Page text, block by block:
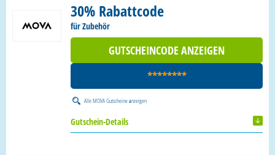
30% Rabattcode
für Zubehör
GUTSCHEINCODE ANZEIGEN
********
AlleMOVA Gutscheineanzeigen
Gutschein-Details